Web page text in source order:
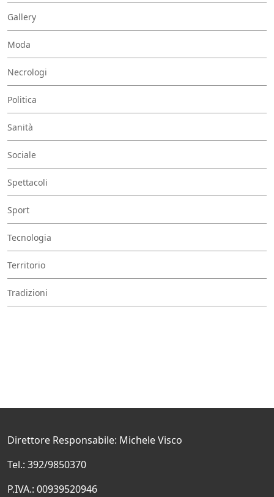
Gallery
Moda
Necrologi
Politica
Sanità
Sociale
Spettacoli
Sport
Tecnologia
Territorio
Tradizioni
Direttore Responsabile: Michele Visco
Tel.: 392/9850370
P.IVA.: 00939520946